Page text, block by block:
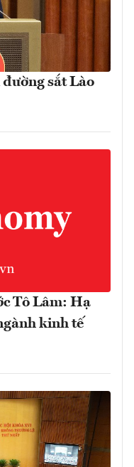
sắt Lào
Tô Lâm: Hạ
kinh tế